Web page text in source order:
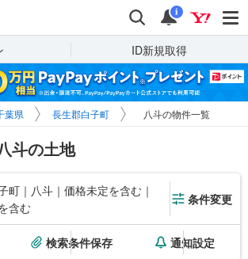
検索 通知
i
ID新規取得
葉県 長生郡白子町 八斗の物件一覧
斗の土地
町｜八斗｜価格未定を含む｜
含む
条件変更
検索条件保存 通知設定